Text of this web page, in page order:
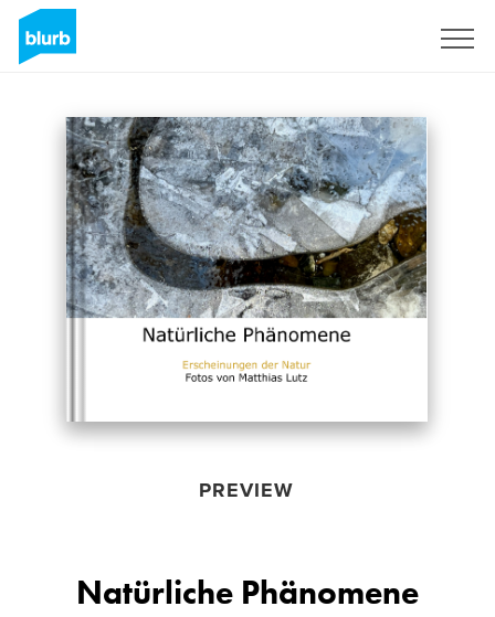
PREVIEW
Natürliche Phänomene